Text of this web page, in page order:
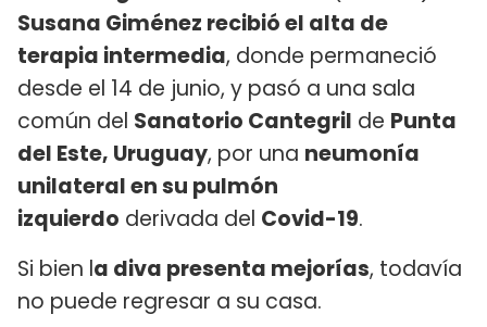
Susana Giménez recibió el alta de
terapia intermedia, donde permaneció
desde el 14 de junio, y pasó a una sala
común del Sanatorio Cantegril de Punta
del Este, Uruguay, por una neumonía
unilateral en su pulmón
izquierdo derivada del Covid-19.
Si bien la diva presenta mejorías, todavía
no puede regresar a su casa.